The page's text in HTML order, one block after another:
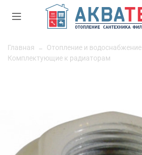
Главная Отопление и водоснабжение
Комплектующие к радиаторам